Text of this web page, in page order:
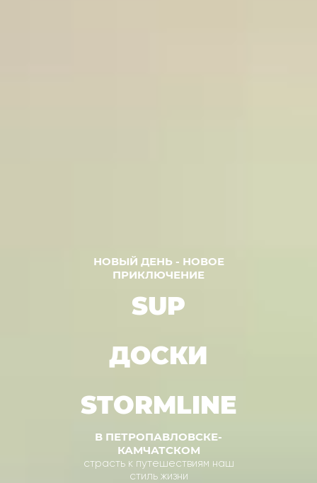
НОВЫЙ ДЕНЬ - НОВОЕ
ПРИКЛЮЧЕНИЕ
SUP
ДОСКИ
STORMLINE
В ПЕТРОПАВЛОВСКЕ-
КАМЧАТСКОМ
страсть к путешествиям наш
стиль жизни